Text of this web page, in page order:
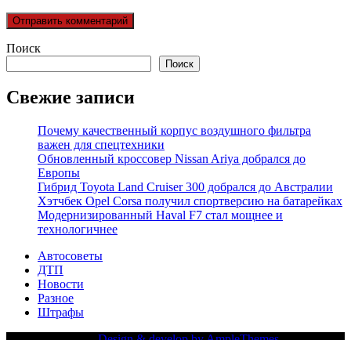
Поиск
Поиск
Свежие записи
Почему качественный корпус воздушного фильтра
важен для спецтехники
Обновленный кроссовер Nissan Ariya добрался до
Европы
Гибрид Toyota Land Cruiser 300 добрался до Австралии
Хэтчбек Opel Corsa получил спортверсию на батарейках
Модернизированный Haval F7 стал мощнее и
технологичнее
Автосоветы
ДТП
Новости
Разное
Штрафы